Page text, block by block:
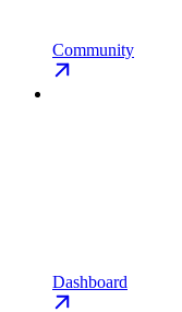
Community
Dashboard